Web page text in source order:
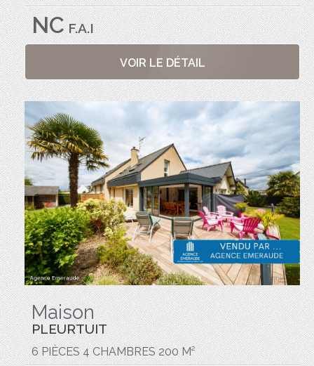
NCF.A.I
VOIR LE DÉTAIL
Maison
PLEURTUIT
6 PIÈCES 4 CHAMBRES 200 M²